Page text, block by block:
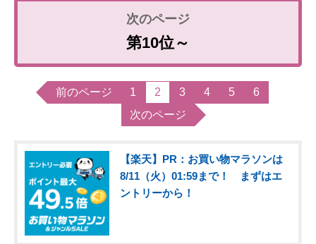
第10位～
前のページ 1 2 3 4 5
6
次のページ
【楽天】PR：お買い物マラソンは
8/11（火）01:59まで！ まずはエ
ントリーから！